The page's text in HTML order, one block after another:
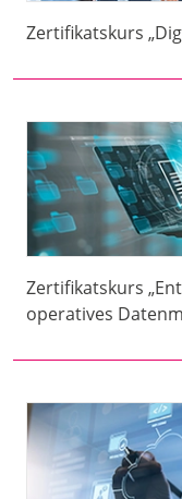
Zertifikatskurs
Zertifikatskurs
operatives